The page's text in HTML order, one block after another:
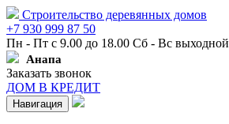
Строительство деревянных домов
+7 930 999 87 50
Пн - Пт с 9.00 до 18.00 Сб - Вс выходной
Анапа
Заказать звонок
ДОМ В КРЕДИТ
Навигация